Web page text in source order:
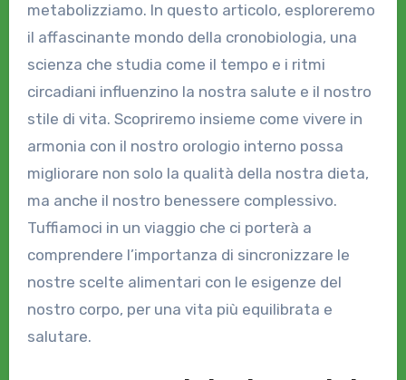
metabolizziamo. In questo articolo, esploreremo
il affascinante mondo della cronobiologia, una
scienza che studia come il tempo e i ritmi
circadiani influenzino la nostra salute e il nostro
stile di vita. Scopriremo insieme come vivere in
armonia con il nostro orologio interno possa
migliorare non solo la qualità della nostra dieta,
ma anche il nostro benessere complessivo.
Tuffiamoci in un viaggio che ci porterà a
comprendere l’importanza di sincronizzare le
nostre scelte alimentari con le esigenze del
nostro corpo, per una vita più equilibrata e
salutare.